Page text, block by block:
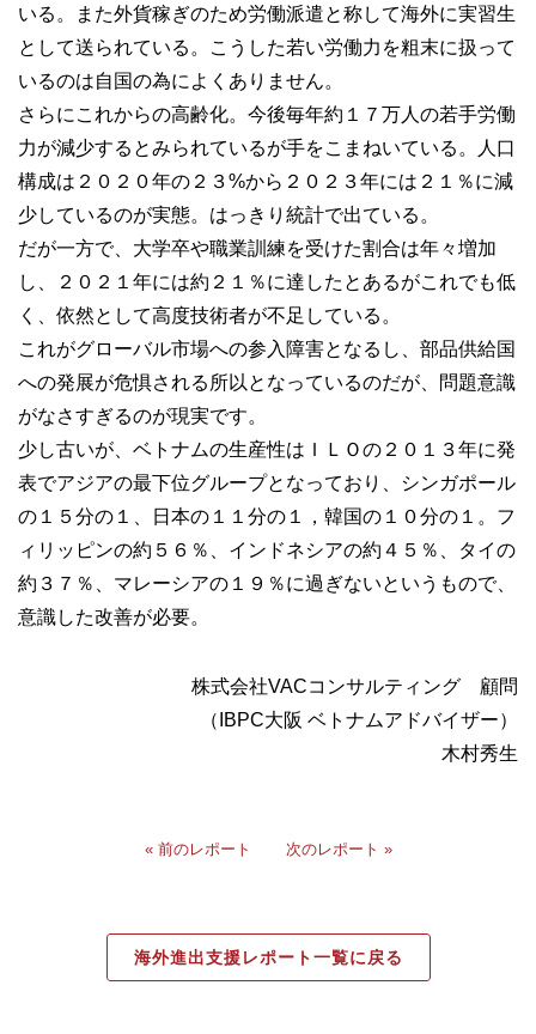
いる。また外貨稼ぎのため労働派遣と称して海外に実習生
として送られている。こうした若い労働力を粗末に扱って
いるのは自国の為によくありません。
さらにこれからの高齢化。今後毎年約１７万人の若手労働
力が減少するとみられているが手をこまねいている。人口
構成は２０２０年の２３%から２０２３年には２１％に減
少しているのが実態。はっきり統計で出ている。
だが一方で、大学卒や職業訓練を受けた割合は年々増加
し、２０２１年には約２１％に達したとあるがこれでも低
く、依然として高度技術者が不足している。
これがグローバル市場への参入障害となるし、部品供給国
への発展が危惧される所以となっているのだが、問題意識
がなさすぎるのが現実です。
少し古いが、ベトナムの生産性はＩＬＯの２０１３年に発
表でアジアの最下位グループとなっており、シンガポール
の１５分の１、日本の１１分の１，韓国の１０分の１。フ
ィリッピンの約５６％、インドネシアの約４５％、タイの
約３７％、マレーシアの１９％に過ぎないというもので、
意識した改善が必要。
株式会社VACコンサルティング 顧問
（IBPC大阪 ベトナムアドバイザー）
木村秀生
« 前のレポート 次のレポート »
海外進出支援レポート一覧に戻る